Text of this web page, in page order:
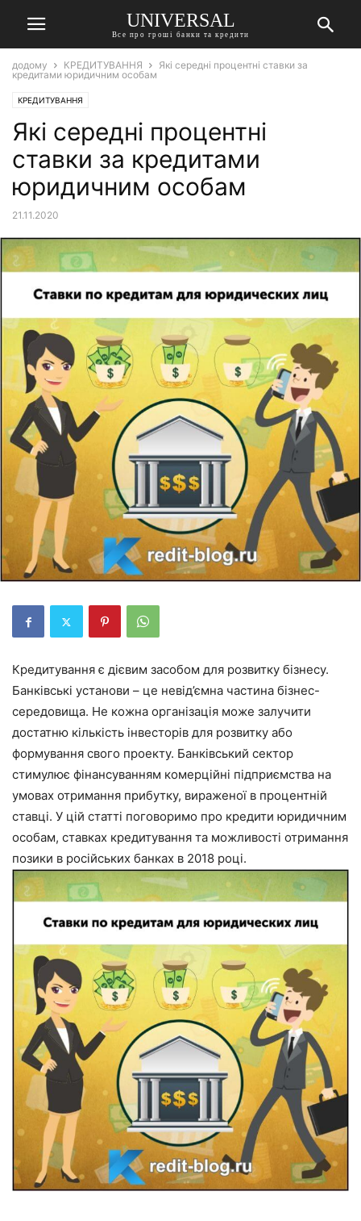
UNIVERSAL
Все про гроші банки та кредити
додому КРЕДИТУВАННЯ
Які середні процентні ставки за
кредитами юридичним особам
КРЕДИТУВАННЯ
Які середні процентні
ставки за кредитами
юридичним особам
21.11.2020
Кредитування є дієвим засобом для розвитку бізнесу.
Банківські установи – це невід’ємна частина бізнес-
середовища. Не кожна організація може залучити
достатню кількість інвесторів для розвитку або
формування свого проекту. Банківський сектор
стимулює фінансуванням комерційні підприємства на
умовах отримання прибутку, вираженої в процентній
ставці. У цій статті поговоримо про кредити юридичним
особам, ставках кредитування та можливості отримання
позики в російських банках в 2018 році.